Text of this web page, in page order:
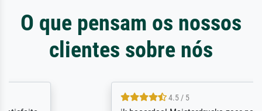
O que pensam os nossos
clientes sobre nós